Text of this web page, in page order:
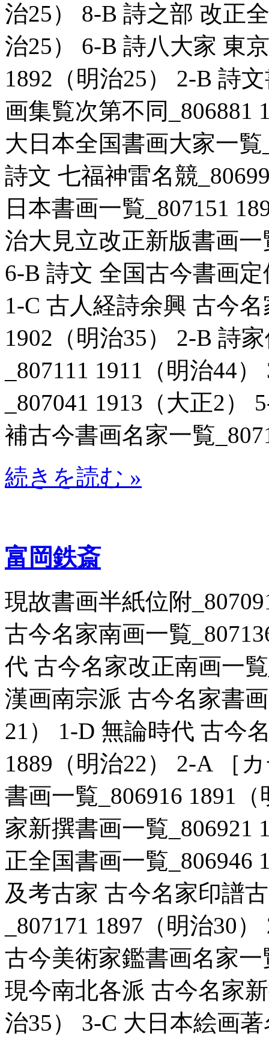
治25） 8-B 詩之部 改正
治25） 6-B 詩八大家 東
1892（明治25） 2-B 詩
画集覧次第不同_806881
大日本全国書画大家一覧
詩文 七福神雷名競
日本書画一覧_807151
治大見立改正新版書画一
6-B 詩文 全国古今書画
1-C 古人経詩余興 古今
1902（明治35） 2-B 詩
_807111 1911（明治44
_807041 1913（大正2
補古今書画名家一覧
続きを読む »
富岡鉄斎
現故書画半紙位附
古今名家南画一覧
代 古今名家改正南画一
漢画南宗派 古今名家書
21） 1-D 無論時代 古今
1889（明治22） 2-A ［
書画一覧_806916 1891
家新撰書画一覧_806921
正全国書画一覧_806946
及考古家 古今名家印譜
_807171 1897（明治30
古今美術家鑑書画名家一
現今南北各派 古今名家
治35） 3-C 大日本絵画